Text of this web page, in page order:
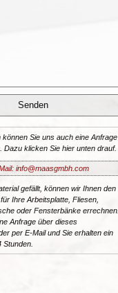
Sie uns auch eine Anfrage
Dazu klicken Sie hier unten drauf.
info@maasgmbh.com
gefällt, können wir Ihnen den
Ihre Arbeitsplatte, Fliesen,
oder Fensterbänke errechnen.
Anfrage über dieses
per E-Mail und Sie erhalten ein
Stunden.